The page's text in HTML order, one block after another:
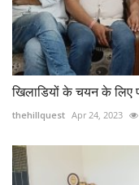
खिलाडियों के चयन के लिए
thehillquest Apr 24, 2023